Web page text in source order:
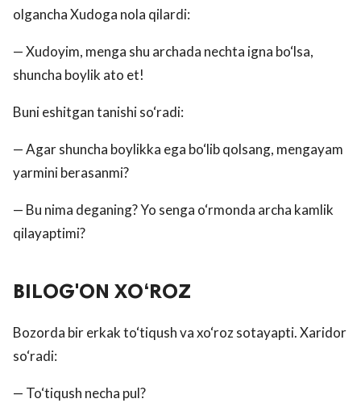
olgancha Xudoga nola qilardi:
— Xudoyim, menga shu archada nechta igna bo‘lsa,
shuncha boylik ato et!
Buni eshitgan tanishi so‘radi:
— Agar shuncha boylikka ega bo‘lib qolsang, mengayam
yarmini berasanmi?
— Bu nima deganing? Yo senga o‘rmonda archa kamlik
qilayaptimi?
BILOG'ON XO‘ROZ
Bozorda bir erkak to‘tiqush va xo‘roz sotayapti. Xaridor
so‘radi:
— To‘tiqush necha pul?